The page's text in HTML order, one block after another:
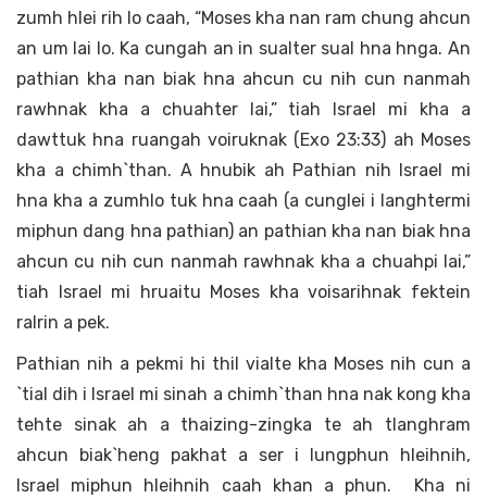
zumh hlei rih lo caah, “Moses kha nan ram chung ahcun
an um lai lo. Ka cungah an in sualter sual hna hnga. An
pathian kha nan biak hna ahcun cu nih cun nanmah
rawhnak kha a chuahter lai,” tiah Israel mi kha a
dawttuk hna ruangah voiruknak (Exo 23:33) ah Moses
kha a chimh`than. A hnubik ah Pathian nih Israel mi
hna kha a zumhlo tuk hna caah (a cunglei i langhtermi
miphun dang hna pathian) an pathian kha nan biak hna
ahcun cu nih cun nanmah rawhnak kha a chuahpi lai,”
tiah Israel mi hruaitu Moses kha voisarihnak fektein
ralrin a pek.
Pathian nih a pekmi hi thil vialte kha Moses nih cun a
`tial dih i Israel mi sinah a chimh`than hna nak kong kha
tehte sinak ah a thaizing-zingka te ah tlanghram
ahcun biak`heng pakhat a ser i lungphun hleihnih,
Israel miphun hleihnih caah khan a phun. Kha ni